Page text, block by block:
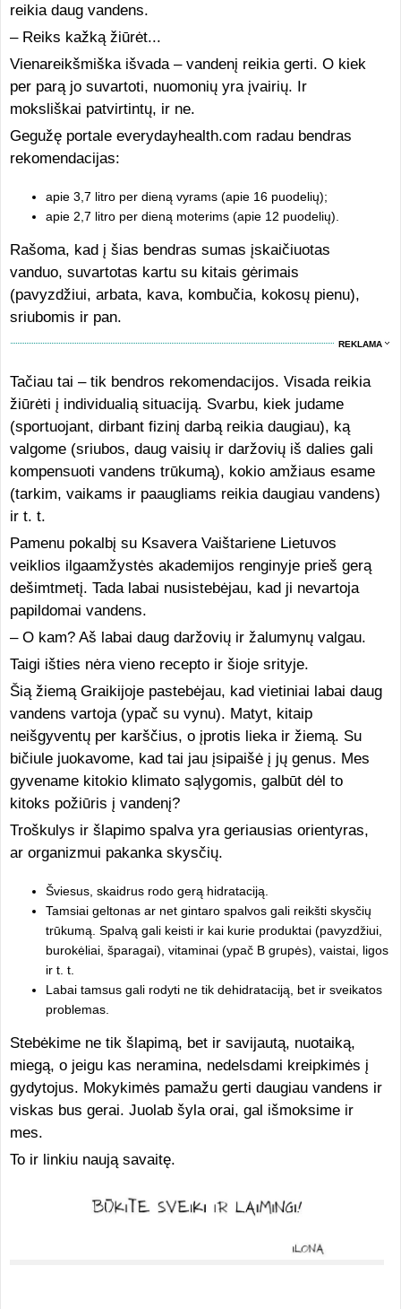
reikia daug vandens.
– Reiks kažką žiūrėt...
Vienareikšmiška išvada – vandenį reikia gerti. O kiek
per parą jo suvartoti, nuomonių yra įvairių. Ir
moksliškai patvirtintų, ir ne.
Gegužę portale everydayhealth.com radau bendras
rekomendacijas:
apie 3,7 litro per dieną vyrams (apie 16 puodelių);
apie 2,7 litro per dieną moterims (apie 12 puodelių).
Rašoma, kad į šias bendras sumas įskaičiuotas
vanduo, suvartotas kartu su kitais gėrimais
(pavyzdžiui, arbata, kava, kombučia, kokosų pienu),
sriubomis ir pan.
REKLAMA
Tačiau tai – tik bendros rekomendacijos. Visada reikia
žiūrėti į individualią situaciją. Svarbu, kiek judame
(sportuojant, dirbant fizinį darbą reikia daugiau), ką
valgome (sriubos, daug vaisių ir daržovių iš dalies gali
kompensuoti vandens trūkumą), kokio amžiaus esame
(tarkim, vaikams ir paaugliams reikia daugiau vandens)
ir t. t.
Pamenu pokalbį su Ksavera Vaištariene Lietuvos
veiklios ilgaamžystės akademijos renginyje prieš gerą
dešimtmetį. Tada labai nusistebėjau, kad ji nevartoja
papildomai vandens.
– O kam? Aš labai daug daržovių ir žalumynų valgau.
Taigi išties nėra vieno recepto ir šioje srityje.
Šią žiemą Graikijoje pastebėjau, kad vietiniai labai daug
vandens vartoja (ypač su vynu). Matyt, kitaip
neišgyventų per karščius, o įprotis lieka ir žiemą. Su
bičiule juokavome, kad tai jau įsipaišė į jų genus. Mes
gyvename kitokio klimato sąlygomis, galbūt dėl to
kitoks požiūris į vandenį?
Troškulys ir šlapimo spalva yra geriausias orientyras,
ar organizmui pakanka skysčių.
Šviesus, skaidrus rodo gerą hidrataciją.
Tamsiai geltonas ar net gintaro spalvos gali reikšti skysčių
trūkumą. Spalvą gali keisti ir kai kurie produktai (pavyzdžiui,
burokėliai, šparagai), vitaminai (ypač B grupės), vaistai, ligos
ir t. t.
Labai tamsus gali rodyti ne tik dehidrataciją, bet ir sveikatos
problemas.
Stebėkime ne tik šlapimą, bet ir savijautą, nuotaiką,
miegą, o jeigu kas neramina, nedelsdami kreipkimės į
gydytojus. Mokykimės pamažu gerti daugiau vandens ir
viskas bus gerai. Juolab šyla orai, gal išmoksime ir
mes.
To ir linkiu naują savaitę.